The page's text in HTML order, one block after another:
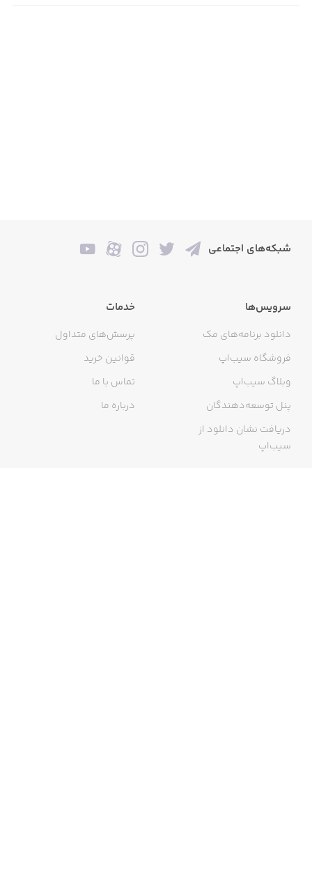
شبکه‌های اجتماعی
سرویس‌ها
دانلود برنامه‌های مک
فروشگاه سیب‌اپ
وبلاگ سیب‌اپ
پنل توسعه‌دهندگان
دریافت نشان دانلود از
سیب‌اپ
خدمات
پرسش‌های متداول
قوانین خرید
تماس با ما
درباره ما